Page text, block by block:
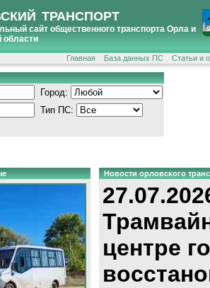
ТРАНСПОРТ
сайт общественного транспорта Орла и
области
Главная База данных ПС Статьи и
Город:
Тип ПС:
Новости орловского
центре